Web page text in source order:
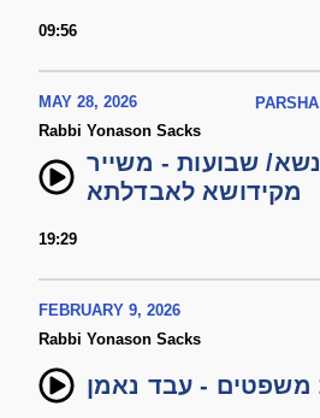
09:56
MAY 28, 2026
Rabbi Yonason Sacks
שבועות - משייר
מקידושא לאבדלתא
19:29
FEBRUARY 9, 2026
Rabbi Yonason Sacks
- עבד נאמן